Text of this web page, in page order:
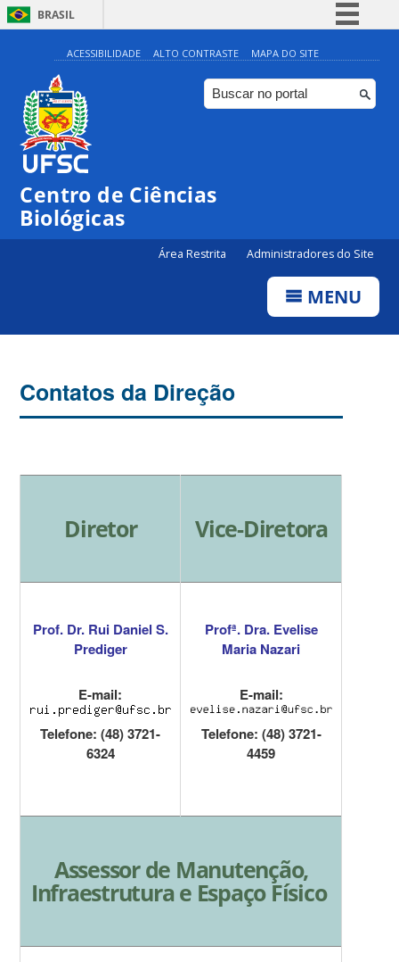
BRASIL
Simplifique!
Comunica BR
Participe
ACESSIBILIDADE ALTO CONTRASTE MAPA DO SITE
Centro de Ciências
Biológicas
Área Restrita Administradores do Site
MENU
Contatos da Direção
Diretor Vice-Diretora
Prof. Dr. Rui Daniel S.
Prediger
E-mail:
Telefone: (48) 3721-
6324
Profª. Dra. Evelise
Maria Nazari
E-mail:
Telefone: (48) 3721-
4459
Assessor de Manutenção,
Infraestrutura e Espaço Físico